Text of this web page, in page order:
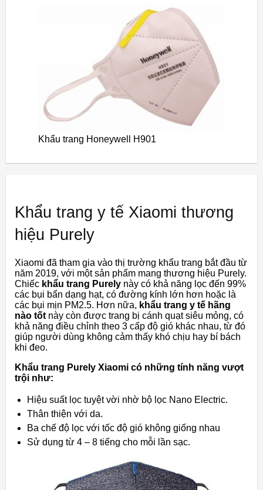
Khẩu trang Honeywell H901
Khẩu trang y tế Xiaomi thương
hiệu Purely
Xiaomi đã tham gia vào thị trường khẩu trang bắt đầu từ
năm 2019, với một sản phẩm mang thương hiệu Purely.
Chiếc khẩu trang Purely này có khả năng lọc đến 99%
các bụi bẩn dạng hạt, có đường kính lớn hơn hoặc là
các bụi mịn PM2.5. Hơn nữa, khẩu trang y tế hãng
nào tốt này còn được trang bị cánh quạt siêu mỏng, có
khả năng điều chỉnh theo 3 cấp độ gió khác nhau, từ đó
giúp người dùng không cảm thấy khó chịu hay bí bách
khi đeo.
Khẩu trang Purely Xiaomi​ có những tính năng vượt
trội như:
Hiệu suất lọc tuyệt vời nhờ bộ lọc Nano Electric.
Thân thiện với da.
Ba chế độ lọc với tốc độ gió không giống nhau
Sử dụng từ 4 – 8 tiếng cho mỗi lần sạc.